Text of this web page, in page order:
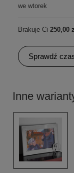
we wtorek
Brakuje Ci 250,00
Sprawdź
Inne